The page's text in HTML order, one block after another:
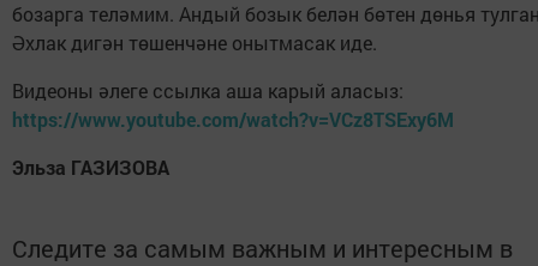
бозарга теләмим. Андый бозык белән бөтен дөнья
Әхлак дигән төшенчәне онытмасак иде.
Видеоны әлеге ссылка аша карый аласыз:
https://www.youtube.com/watch?v=VCz8TSExy6M
Эльза ГАЗИЗОВА
Следите за самым важным и интересным в